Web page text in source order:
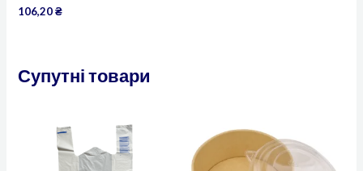
106,20₴
Супутні товари